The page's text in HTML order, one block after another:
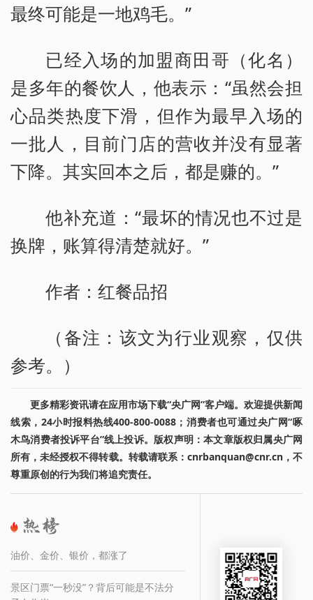
最终可能是一地鸡毛。”
已经入场的加盟商田哥（化名）
是多年的餐饮人，他表示：“虽然会担
心品类热度下滑，但作为最早入场的
一批人，目前门店的营收并没有显著
下降。其实回本之后，都是赚的。”
他补充道：“最坏的情况也不过是
换牌，账算得清楚就好。”
作者：红餐品招
（备注：该文为行业观察，仅供
参考。）
更多精彩资讯请在应用市场下载“央广网”客户端。欢迎提供新闻
线索，24小时报料热线400-800-0088；消费者也可通过央广网“啄
木鸟消费者投诉平台”线上投诉。版权声明：本文章版权归属央广网
所有，未经授权不得转载。转载请联系：cnrbanquan@cnr.cn，不
尊重原创的行为我们将追究责任。
油价、金价、银价，都涨了
景区门票“一秒没”？背后可能是不法分